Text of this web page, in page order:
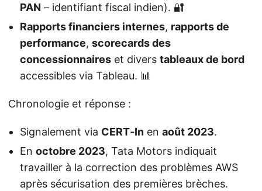
PAN – identifiant fiscal indien). 🔐
Rapports financiers internes, rapports de
performance, scorecards des
concessionnaires et divers tableaux de bord
accessibles via Tableau. 📊
Chronologie et réponse :
Signalement via CERT‑In en août 2023.
En octobre 2023, Tata Motors indiquait
travailler à la correction des problèmes AWS
après sécurisation des premières brèches.